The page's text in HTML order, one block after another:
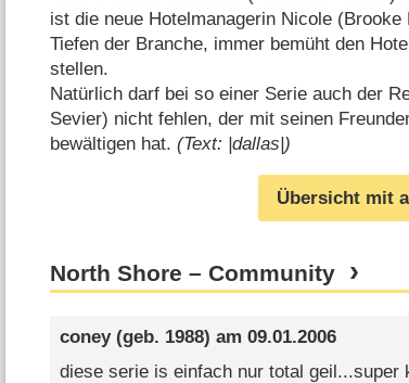
ist die neue Hotelmanagerin Nicole
Tiefen der Branche, immer bemüht den
stellen.
Natürlich darf bei so einer Serie auch der
Sevier) nicht fehlen, der mit seinen
bewältigen hat.(Text: |dallas|)
Übersicht mit
North Shore – Community
coney(geb. 1988) am 09.01.2006
diese serie is einfach nur total